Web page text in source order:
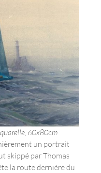
60x80cm
un portrait
skippé par Thomas
la route dernière du